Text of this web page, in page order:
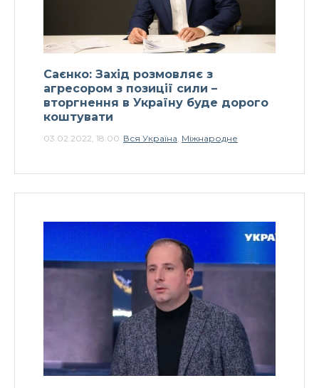
Саєнко: Захід розмовляє з
агресором з позиції сили –
вторгнення в Україну буде дорого
коштувати
03.02.2022, 18:00 Вся Україна Міжнародне